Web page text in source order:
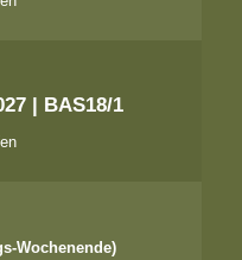
| BAS18/1
Wochenende)